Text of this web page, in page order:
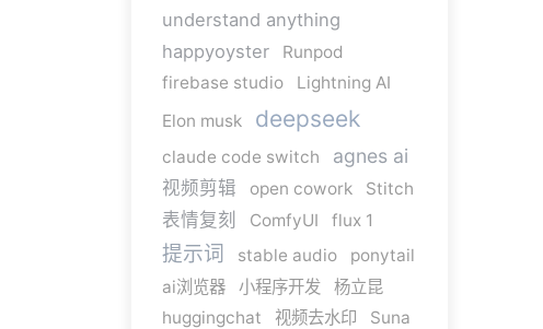
understand anything
happyoyster
Runpod
firebase studio
Lightning AI
Elon musk
deepseek
claude code switch agnes ai
视频剪辑 open cowork Stitch
表情复刻 ComfyUI flux 1
提示词 stable audio
ponytail
ai浏览器
小程序开发
杨立昆
huggingchat
视频去水印
Suna